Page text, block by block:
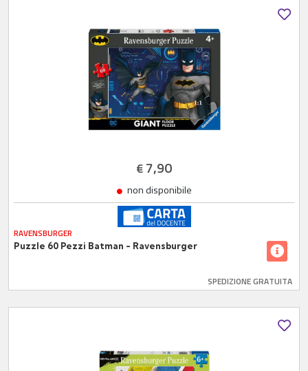
€7,90
non disponibile
RAVENSBURGER
Puzzle 60 Pezzi Batman - Ravensburger
SPEDIZIONE GRATUITA